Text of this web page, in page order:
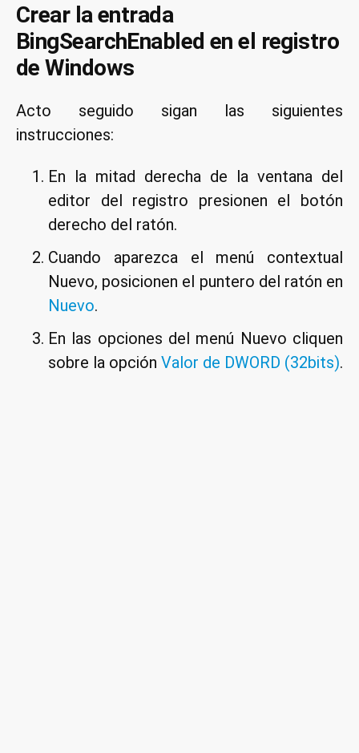
Crear la entrada
BingSearchEnabled en el registro
de Windows
Acto seguido sigan las siguientes
instrucciones:
En la mitad derecha de la ventana del
editor del registro presionen el botón
derecho del ratón.
Cuando aparezca el menú contextual
Nuevo, posicionen el puntero del ratón en
Nuevo.
En las opciones del menú Nuevo cliquen
sobre la opción Valor de DWORD (32bits).